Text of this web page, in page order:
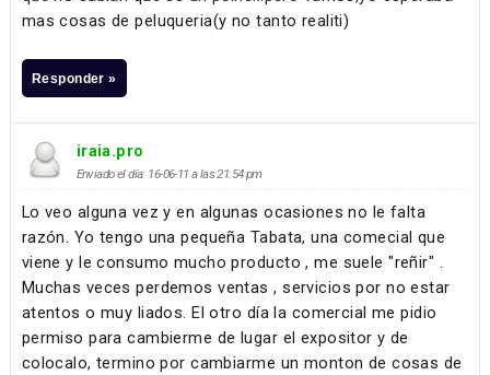
mas cosas de peluqueria(y no tanto realiti)
Responder »
iraia.pro
Enviado el día: 16-06-11 a las 21:54 pm
Lo veo alguna vez y en algunas ocasiones no le falta
razón. Yo tengo una pequeña Tabata, una comecial que
viene y le consumo mucho producto , me suele "reñir" .
Muchas veces perdemos ventas , servicios por no estar
atentos o muy liados. El otro día la comercial me pidio
permiso para cambierme de lugar el expositor y de
colocalo, termino por cambiarme un monton de cosas de